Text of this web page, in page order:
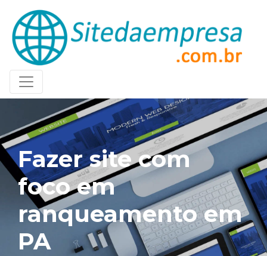
Fazer site com
foco em
ranqueamento em
PA